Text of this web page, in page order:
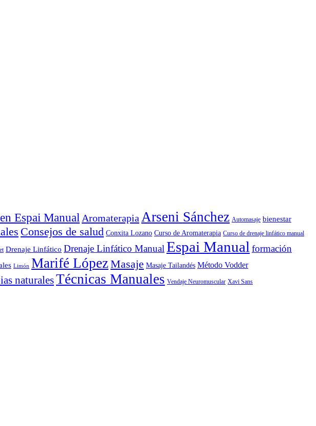
Espai Manual Aromaterapia Arseni Sánchez Automasaje bienestar
Consejos de salud Conxita Lozano Curso de Aromaterapia Curso de drenaje linfático manual
Drenaje Linfático Drenaje Linfático Manual Espai Manual formación
Limón Marifé LópezMasaje Masaje Tailandés Método Vodder
naturalesTécnicas Manuales Vendaje Neuromuscular Xavi Sans